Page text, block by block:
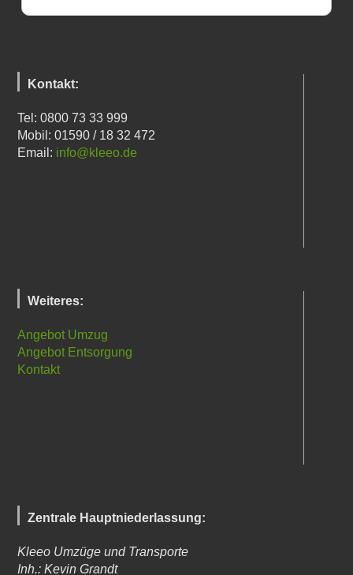
Kontakt:
Tel: 0800 73 33 999
Mobil: 01590 / 18 32 472
Email: info@kleeo.de
Weiteres:
Angebot Umzug
Angebot Entsorgung
Kontakt
Zentrale Hauptniederlassung:
Kleeo Umzüge und Transporte
Inh.: Kevin Grandt